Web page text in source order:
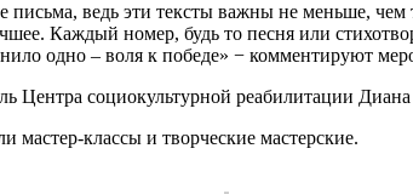
ведь эти тексты важны не меньше,
Каждый номер, будь то песня или
одно – воля к победе» − комментируют
Центра социокультурной реабилитации Диана
классы и творческие мастерские.